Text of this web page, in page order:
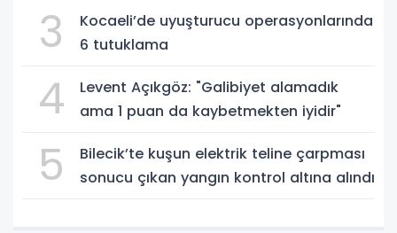
3
Kocaeli’de uyuşturucu operasyonlarında
6 tutuklama
4
Levent Açıkgöz: "Galibiyet alamadık
ama 1 puan da kaybetmekten iyidir"
5
Bilecik’te kuşun elektrik teline çarpması
sonucu çıkan yangın kontrol altına alındı